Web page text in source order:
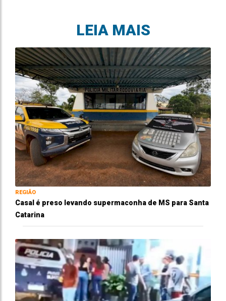
LEIA MAIS
REGIÃO
Casal é preso levando supermaconha de MS para Santa
Catarina